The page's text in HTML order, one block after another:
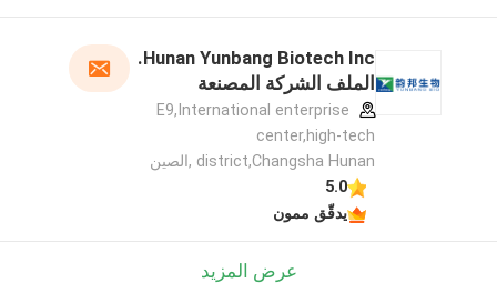
Hunan Yunbang Biotech Inc.
الملف الشركة المصنعة
E9,International enterprise
center,high-tech
district,Changsha Hunan ,الصين
5.0
يدقّق ممون
عرض المزيد